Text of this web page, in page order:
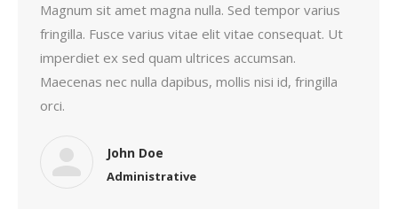
Magnum sit amet magna nulla. Sed tempor varius
fringilla. Fusce varius vitae elit vitae consequat. Ut
imperdiet ex sed quam ultrices accumsan.
Maecenas nec nulla dapibus, mollis nisi id, fringilla
orci.
John Doe
Administrative